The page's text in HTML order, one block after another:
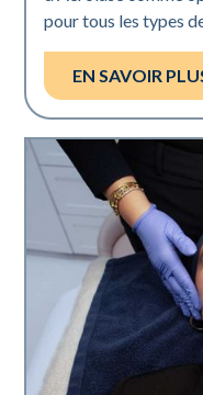
pour tous les types
EN SAVOIR